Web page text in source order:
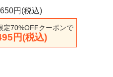
円(税込)
定70%OFFクーポンで
円(税込)